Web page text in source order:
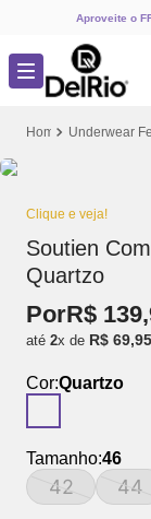
Aproveite o
Clique e veja!
Soutien
Quartzo
PorR$ 139,
até 2x de R$ 69,95
Cor:Quartzo
Tamanho:46
42 44